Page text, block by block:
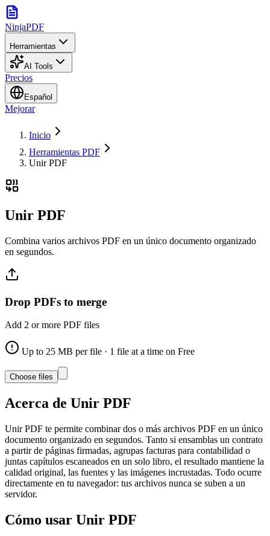
NinjaPDF
Herramientas
AI Tools
Precios
Español
Mejorar
Inicio
Herramientas PDF
Unir PDF
Unir PDF
Combina varios archivos PDF en un único documento organizado
en segundos.
Drop PDFs to merge
Add 2 or more PDF files
Up to 25 MB per file · 1 file at a time on Free
Choose files
Acerca de Unir PDF
Unir PDF te permite combinar dos o más archivos PDF en un único
documento organizado en segundos. Tanto si ensamblas un contrato
a partir de páginas firmadas, agrupas facturas para contabilidad o
juntas capítulos escaneados en un solo libro, el resultado mantiene la
calidad original, las fuentes y las imágenes incrustadas. Todo ocurre
directamente en tu navegador: tus archivos nunca se suben a un
servidor.
Cómo usar Unir PDF